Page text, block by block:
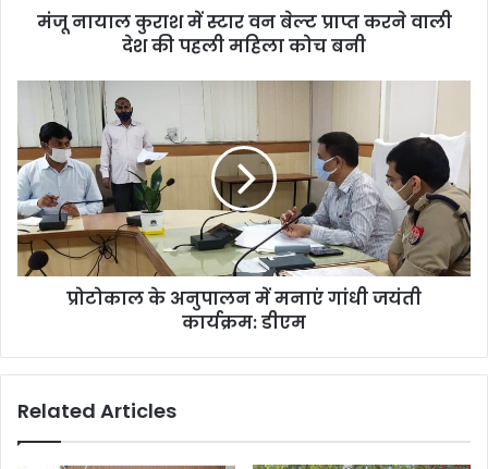
मंजू नायाल कुराश में स्टार वन बेल्ट प्राप्त करने वाली
देश की पहली महिला कोच बनी
प्रोटोकाल के अनुपालन में मनाएं गांधी जयंती
कार्यक्रम: डीएम
Related Articles